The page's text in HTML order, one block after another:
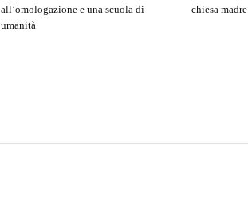
all’omologazione e una scuola di
umanità
chiesa madre